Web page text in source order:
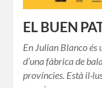
EL BUEN
En Julian Blanco és
d’una fàbrica de
províncies. Està